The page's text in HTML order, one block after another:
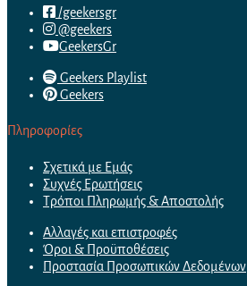
/geekersgr
@geekers
GeekersGr
Geekers Playlist
Geekers
Πληροφορίες
Σχετικά με Εμάς
Συχνές Ερωτήσεις
Τρόποι Πληρωμής & Αποστολής
Αλλαγές και επιστροφές
Όροι & Προϋποθέσεις
Προστασία Προσωπικών Δεδομένων